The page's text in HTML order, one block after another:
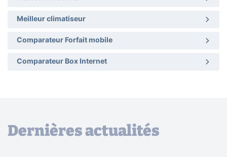
Meilleur climatiseur
Comparateur Forfait mobile
Comparateur Box Internet
Dernières actualités